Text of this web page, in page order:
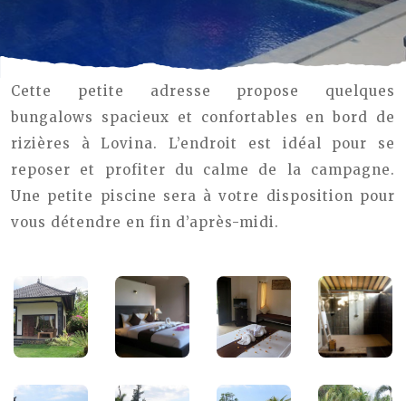
Cette petite adresse propose quelques
bungalows spacieux et confortables en bord de
rizières à Lovina. L’endroit est idéal pour se
reposer et profiter du calme de la campagne.
Une petite piscine sera à votre disposition pour
vous détendre en fin d’après-midi.